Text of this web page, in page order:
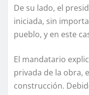
De su lado, el
iniciada, sin
pueblo, y en este
El mandatario
privada de la obra,
construcción.